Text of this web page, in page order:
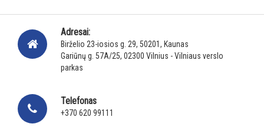
Adresai:
Birželio 23-iosios g. 29, 50201, Kaunas
Gariūnų g. 57A/25, 02300 Vilnius - Vilniaus verslo
parkas
Telefonas
+370 620 99111